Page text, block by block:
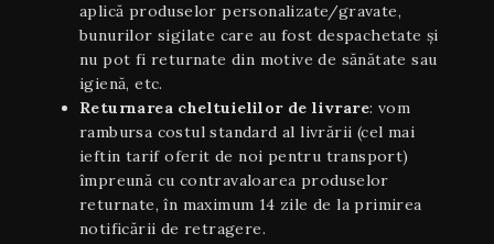
aplică produselor personalizate/gravate,
bunurilor sigilate care au fost despachetate și
nu pot fi returnate din motive de sănătate sau
igienă, etc.
Returnarea cheltuielilor de livrare: vom
rambursa costul standard al livrării (cel mai
ieftin tarif oferit de noi pentru transport)
împreună cu contravaloarea produselor
returnate, în maximum 14 zile de la primirea
notificării de retragere.